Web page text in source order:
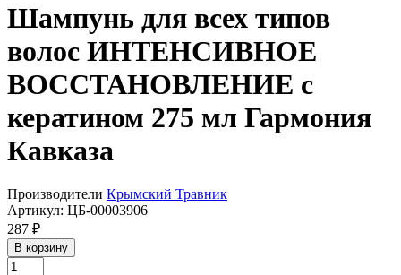
Шампунь для всех типов
волос ИНТЕНСИВНОЕ
ВОССТАНОВЛЕНИЕ с
кератином 275 мл Гармония
Кавказа
Производители Крымский Травник
Артикул: ЦБ-00003906
287 ₽
В корзину